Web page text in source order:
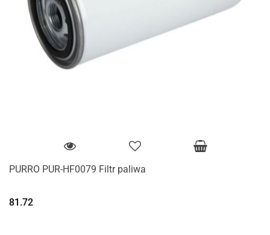
PURRO PUR-HF0079 Filtr paliwa
81.72